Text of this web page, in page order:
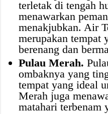
terletak di tengah
menawarkan
menakjubkan. Air
merupakan tempat
berenang dan
Pulau Merah.
ombaknya yang
tempat yang ideal
Merah juga
matahari terbenam